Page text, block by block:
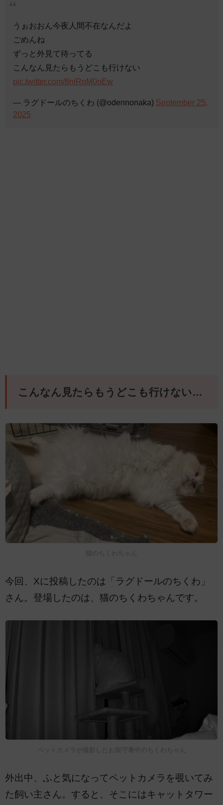
うぉおおん今夜人間不在なんだよ
ごめんね
ずっと外見て待ってる
こんなん見たらもうどこも行けない
pic.twitter.com/8niRnM0oEw
— ラグドールのちくわ (@odennonaka) September 25,
2025
こんなん見たらもうどこも行けない…
猫のちくわちゃん
今回、Xに投稿したのは「ラグドールのちくわ」
さん。登場したのは、猫のちくわちゃんです。
ペットカメラが撮影したお留守番中のちくわちゃん
外出中、ふと気になってペットカメラを覗いてみ
た飼い主さん。すると、そこにはキャットタワー